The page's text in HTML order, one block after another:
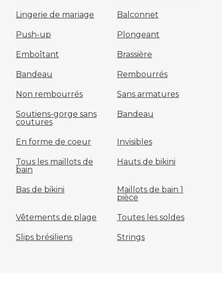
Lingerie de mariage Balconnet
Push-up Plongeant
Emboîtant Brassière
Bandeau Rembourrés
Non rembourrés Sans armatures
Soutiens-gorge sans
coutures
Bandeau
En forme de coeur Invisibles
Tous les maillots de
bain
Hauts de bikini
Bas de bikini
Maillots de bain 1
pièce
Vêtements de plage Toutes les soldes
Slips brésiliens Strings